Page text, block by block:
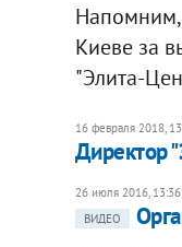
Киеве за
"Элита-
16 февраля 2018,
Директор
26 июля 2016, 13:36
ВИДЕО